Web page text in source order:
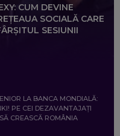
CUM DEVINE
SOCIALĂ CARE
SESIUNII
LA BANCA MONDIALĂ:
PE CEI DEZAVANTAJAȚI
CREASCĂ ROMÂNIA